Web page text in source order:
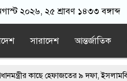
২০২৬, ২৫ শ্রাবণ ১৪৩৩ বঙ্গাব্দ
সারাদেশ আন্তর্জাতিক
হেফাজতের ৯ দফা, ইসলামবিরোধী আইন